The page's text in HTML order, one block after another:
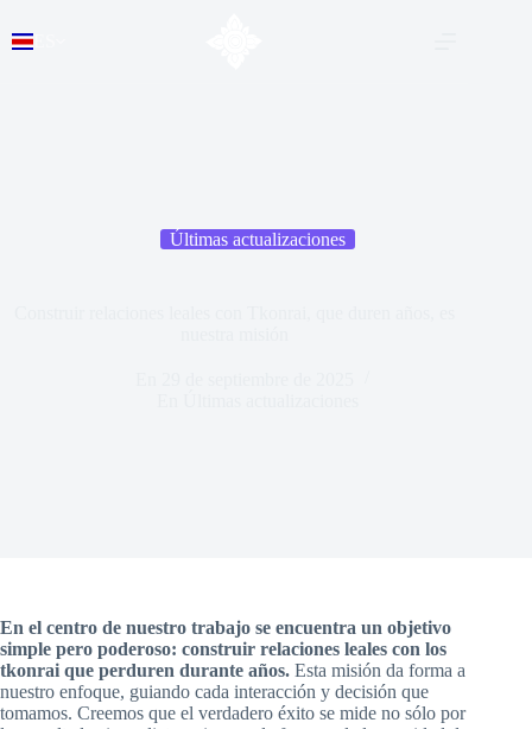
Últimas actualizaciones
En el centro de nuestro trabajo se encuentra un objetivo
simple pero poderoso: construir relaciones leales con los
tkonrai que perduren durante años. Esta misión da forma a
nuestro enfoque, guiando cada interacción y decisión que
tomamos. Creemos que el verdadero éxito se mide no sólo por